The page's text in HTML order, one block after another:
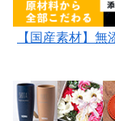
【国産素材】無